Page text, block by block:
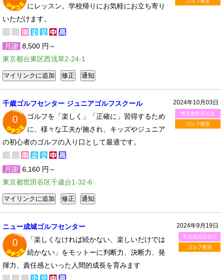
にレッスン。学校帰りにお気軽にお立ち寄り
いただけます。
月謝 8,500 円～
東京都台東区西浅草2-24-1
2024年10月03日
東京都世田谷区
ゴルフ教室
千歳ゴルフセンター ジュニアゴルフスクール
0
ゴルフを「楽しく」「正確に」習得するため
に、様々な工夫が施され、キッズやジュニア
の初心者のゴルフの入り口として最適です。
月謝 6,160 円～
東京都世田谷区千歳台1-32-6
2024年9月19日
東京都世田谷区
ゴルフ教室
ニュー成城ゴルフセンター
0
「楽しくなければ続かない、楽しいだけでは
続かない」をモットーに判断力、決断力、発
揮力、責任感といった人間的成長を育みます